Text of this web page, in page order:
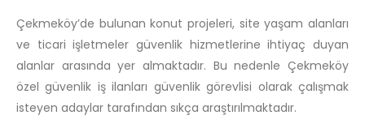
Çekmeköy’de bulunan konut projeleri, site yaşam alanları
ve ticari işletmeler güvenlik hizmetlerine ihtiyaç duyan
alanlar arasında yer almaktadır. Bu nedenle Çekmeköy
özel güvenlik iş ilanları güvenlik görevlisi olarak çalışmak
isteyen adaylar tarafından sıkça araştırılmaktadır.